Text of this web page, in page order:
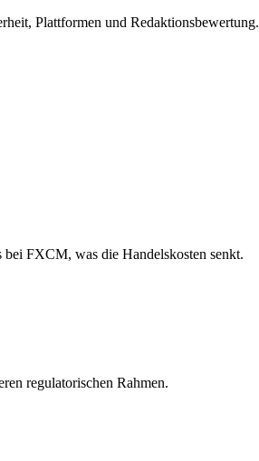
Plattformen und Redaktionsbewertung.
bei FXCM, was die Handelskosten senkt.
regulatorischen Rahmen.